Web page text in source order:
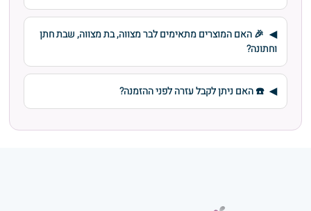
🎉 האם המוצרים מתאימים לבר מצווה, בת מצווה, שבת חתן
וחתונה?
☎️ האם ניתן לקבל עזרה לפני ההזמנה?